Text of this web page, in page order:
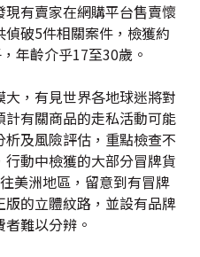
有賣家在網購平台售賣懷
破5件相關案件，檢獲約
年齡介乎17至30歲。
，有見世界各地球迷將對
有關商品的走私活動可能
及風險評估，重點檢查不
動中檢獲的大部分冒牌貨
美洲地區，留意到有冒牌
的立體紋路，並設有品牌
難以分辨。